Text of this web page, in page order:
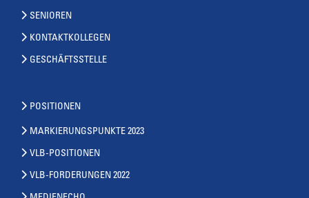
SENIOREN
KONTAKTKOLLEGEN
GESCHÄFTSSTELLE
POSITIONEN
MARKIERUNGSPUNKTE 2023
VLB-POSITIONEN
VLB-FORDERUNGEN 2022